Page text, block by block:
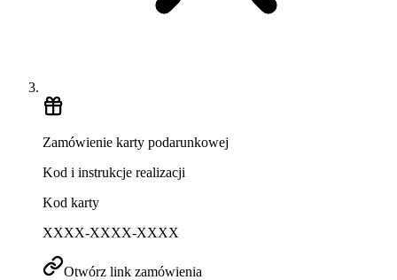
Zamówienie karty podarunkowej
Kod i instrukcje realizacji
Kod karty
XXXX-XXXX-XXXX
Otwórz link zamówienia